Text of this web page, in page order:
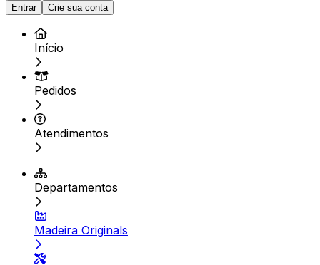
Entrar Crie sua conta
Início
Pedidos
Atendimentos
Departamentos
Madeira Originals